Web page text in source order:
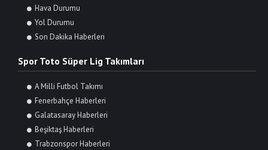
Hava Durumu
Yol Durumu
Son Dakika Haberleri
Spor Toto Süper Lig Takımları
A Milli Futbol Takımı
Fenerbahçe Haberleri
Galatasaray Haberleri
Beşiktaş Haberleri
Trabzonspor Haberleri